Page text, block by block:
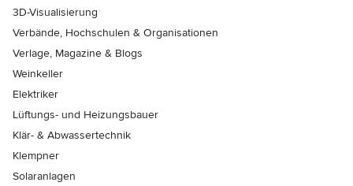
3D-Visualisierung
Verbände, Hochschulen & Organisationen
Verlage, Magazine & Blogs
Weinkeller
Elektriker
Lüftungs- und Heizungsbauer
Klär- & Abwassertechnik
Klempner
Solaranlagen